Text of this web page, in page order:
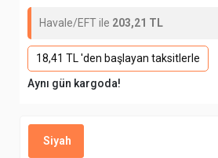
Havale/EFT ile 203,21 TL
18,41 TL 'den başlayan taksitlerle
Aynı gün kargoda!
Siyah